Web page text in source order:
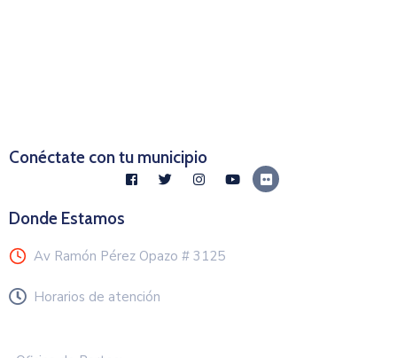
Conéctate con tu municipio
Donde Estamos
Av Ramón Pérez Opazo # 3125
Horarios de atención